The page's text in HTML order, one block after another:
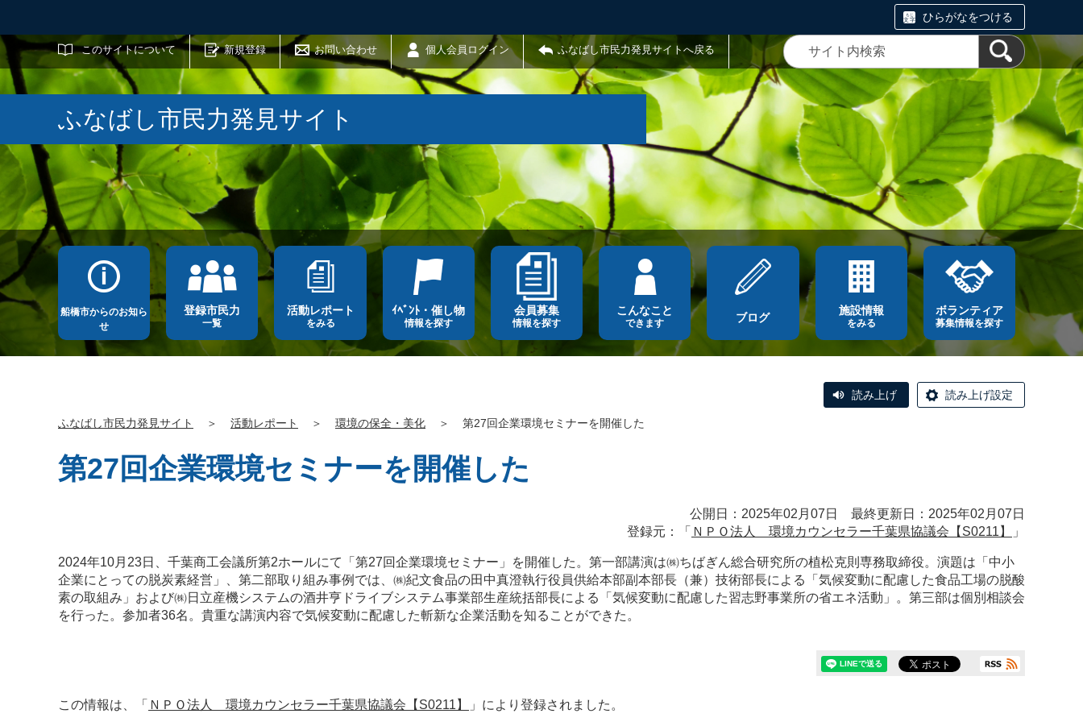
ひらがなをつける
このサイトについて 新規登録 お問い合わせ 個人会員ログイン ふなばし市民力発見サイトへ戻る
サイト内検索
ふなばし市民力発見サイト
船橋市からのお知ら
せ
登録市民力
一覧
活動レポート
をみる
ｲﾍﾞﾝﾄ・催し物
情報を探す
会員募集
情報を探す
こんなこと
できます ブログ
施設情報
をみる
ボランティア
募集情報を探す
読み上げ 読み上げ設定
ふなばし市民力発見サイト ＞ 活動レポート ＞ 環境の保全・美化 ＞ 第27回企業環境セミナーを開催した
第27回企業環境セミナーを開催した
公開日：2025年02月07日 最終更新日：2025年02月07日
登録元：「 ＮＰＯ法人 環境カウンセラー千葉県協議会【S0211】 」
2024年10月23日、千葉商工会議所第2ホールにて「第27回企業環境セミナー」を開催した。第一部講演は㈱ちばぎん総合研究所の植松克則専務取締役。演題は「中小
企業にとっての脱炭素経営」、第二部取り組み事例では、㈱紀文食品の田中真澄執行役員供給本部副本部長（兼）技術部長による「気候変動に配慮した食品工場の脱酸
素の取組み」および㈱日立産機システムの酒井亨ドライブシステム事業部生産統括部長による「気候変動に配慮した習志野事業所の省エネ活動」。第三部は個別相談会
を行った。参加者36名。貴重な講演内容で気候変動に配慮した斬新な企業活動を知ることができた。
この情報は、「 ＮＰＯ法人 環境カウンセラー千葉県協議会【S0211】 」により登録されました。